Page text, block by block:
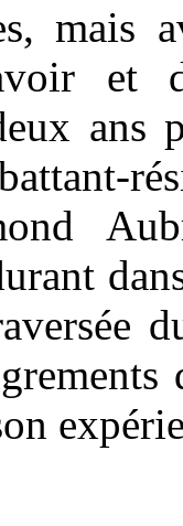
mais
et
ans